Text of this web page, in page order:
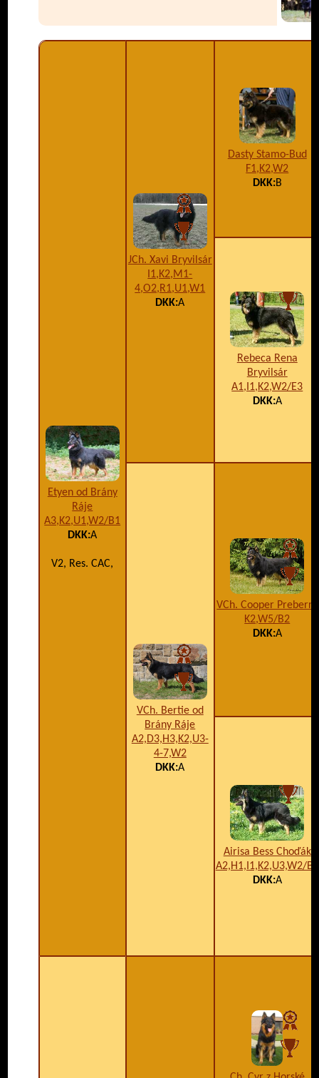
Etyen od Brány
Ráje
A3,K2,U1,W2/B1
DKK:A
V2, Res. CAC,
JCh. Xavi Bryvilsár
I1,K2,M1-
4,O2,R1,U1,W1
DKK:A
Dasty Stamo-Bud
F1,K2,W2
DKK:B
Rebeca Rena
Bryvilsár
A1,I1,K2,W2/E3
DKK:A
VCh. Bertie od
Brány Ráje
A2,D3,H3,K2,U3-
4-7,W2
DKK:A
VCh. Cooper Preberry
K2,W5/B2
DKK:A
Airisa Bess Choďák
A2,H1,I1,K2,U3,W2/B4
DKK:A